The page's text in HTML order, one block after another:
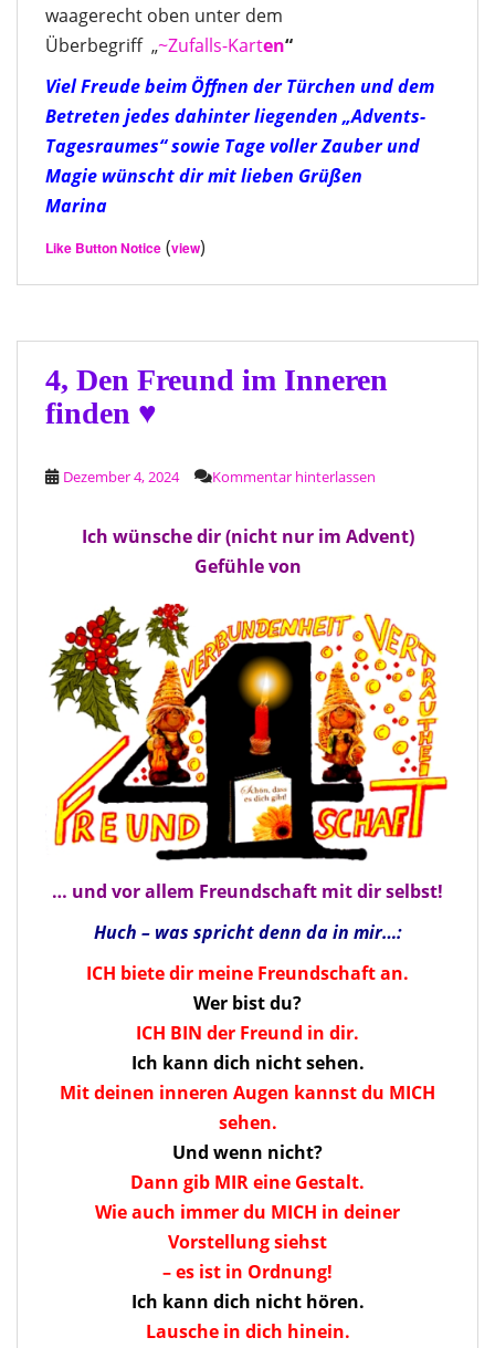
waagerecht oben unter dem
Überbegriff „~Zufalls-Karten“
Viel Freude beim Öffnen der Türchen und dem
Betreten jedes dahinter liegenden „Advents-
Tagesraumes“ sowie Tage voller Zauber und
Magie wünscht dir mit lieben Grüßen
Marina
Like Button Notice (view)
4, Den Freund im Inneren
finden ♥
Dezember 4, 2024 Kommentar hinterlassen
Ich wünsche dir (nicht nur im Advent)
Gefühle von
… und vor allem Freundschaft mit dir selbst!
Huch – was spricht denn da in mir…:
ICH biete dir meine Freundschaft an.
Wer bist du?
ICH BIN der Freund in dir.
Ich kann dich nicht sehen.
Mit deinen inneren Augen kannst du MICH
sehen.
Und wenn nicht?
Dann gib MIR eine Gestalt.
Wie auch immer du MICH in deiner
Vorstellung siehst
– es ist in Ordnung!
Ich kann dich nicht hören.
Lausche in dich hinein.